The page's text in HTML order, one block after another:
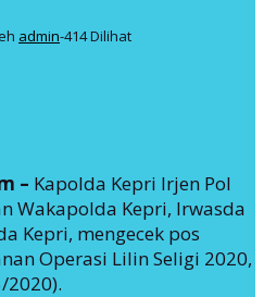
admin-414 Dilihat
– Kapolda Kepri Irjen Pol
Wakapolda Kepri, Irwasda
Kepri, mengecek pos
Operasi Lilin Seligi 2020,
2020).